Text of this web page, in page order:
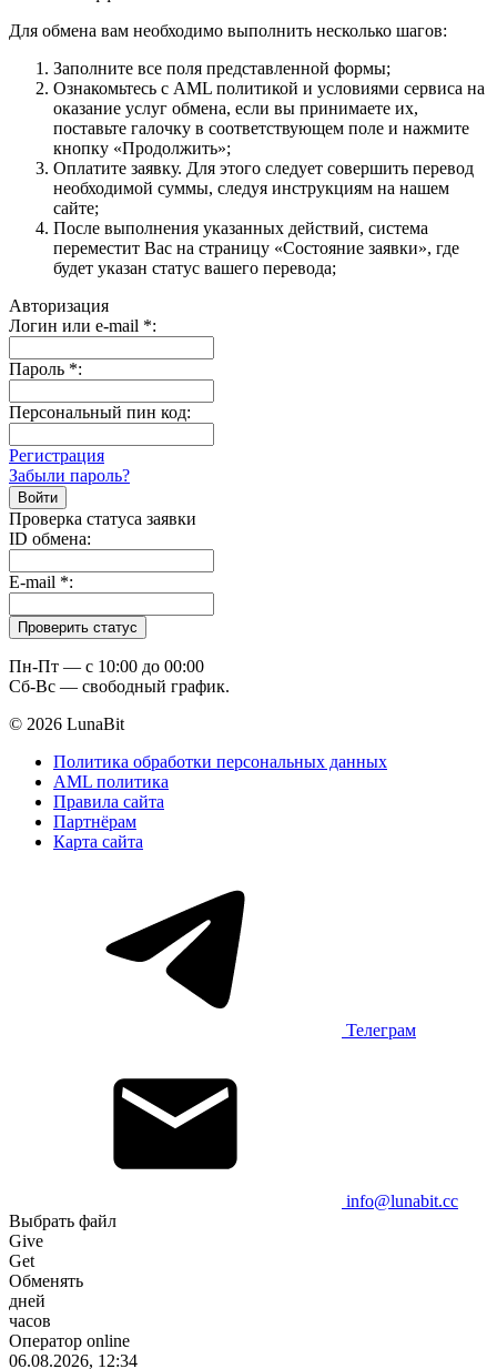
Для обмена вам необходимо выполнить несколько шагов:
Заполните все поля представленной формы;
Ознакомьтесь с AML политикой и условиями сервиса на
оказание услуг обмена, если вы принимаете их,
поставьте галочку в соответствующем поле и нажмите
кнопку «Продолжить»;
Оплатите заявку. Для этого следует совершить перевод
необходимой суммы, следуя инструкциям на нашем
сайте;
После выполнения указанных действий, система
переместит Вас на страницу «Состояние заявки», где
будет указан статус вашего перевода;
Авторизация
Логин или e-mail *:
Пароль *:
Персональный пин код:
Регистрация
Забыли пароль?
Проверка статуса заявки
ID обмена:
E-mail *:
Пн-Пт — c 10:00 до 00:00
Сб-Вс — свободный график.
© 2026 LunaBit
Политика обработки персональных данных
AML политика
Правила сайта
Партнёрам
Карта сайта
Телеграм
info@lunabit.cc
Выбрать файл
Give
Get
Обменять
дней
часов
Оператор online
06.08.2026, 12:34